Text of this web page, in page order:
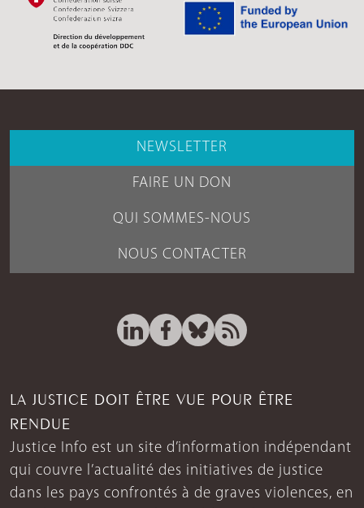
NEWSLETTER
FAIRE UN DON
QUI SOMMES-NOUS
NOUS CONTACTER
LA JUSTICE DOIT ÊTRE VUE POUR ÊTRE
RENDUE
Justice Info est un site d’information indépendant
qui couvre l’actualité des initiatives de justice
dans les pays confrontés à de graves violences, en